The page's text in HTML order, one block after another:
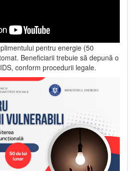
pentru energie (50
Beneficiarii trebuie să depună o
conform procedurii legale.